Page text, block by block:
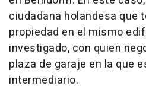
ciudadana holandesa que
propiedad en el mismo
investigado, con quien
plaza de garaje en la que
intermediario.